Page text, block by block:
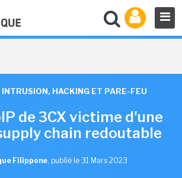
INTRUSION, HACKING ET PARE-FEU
de 3CX victime d'une
chain redoutable
Filippone, publié le 31 Mars 2023